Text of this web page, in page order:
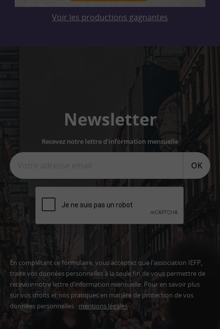
Voir les productions gagnantes
Newsletter
Recevez notre lettre d'information mensuelle
OK
En complétant ce formulaire, vous acceptez que l'association IEFP,
traite vos données personnelles à la seule fin de vous permettre de
recevoir notre lettre d’information mensuelle. Pour en savoir plus
sur vos droits et nos pratiques en matière de protection de vos
données personnelles : mentions légales